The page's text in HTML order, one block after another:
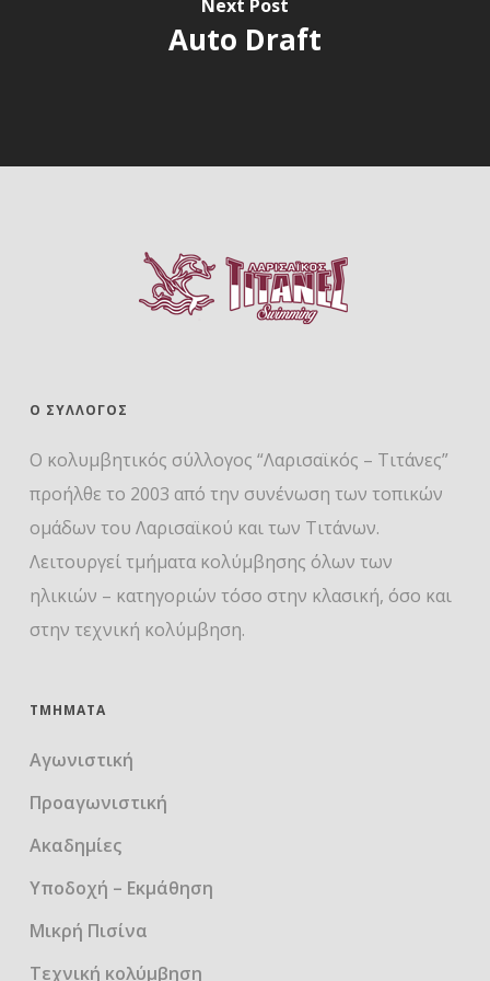
Next Post
Auto Draft
Ο ΣΎΛΛΟΓΟΣ
Ο κολυμβητικός σύλλογος “Λαρισαϊκός – Τιτάνες”
προήλθε το 2003 από την συνένωση των τοπικών
ομάδων του Λαρισαϊκού και των Τιτάνων.
Λειτουργεί τμήματα κολύμβησης όλων των
ηλικιών – κατηγοριών τόσο στην κλασική, όσο και
στην τεχνική κολύμβηση.
ΤΜΉΜΑΤΑ
Αγωνιστική
Προαγωνιστική
Ακαδημίες
Υποδοχή – Εκμάθηση
Μικρή Πισίνα
Τεχνική κολύμβηση